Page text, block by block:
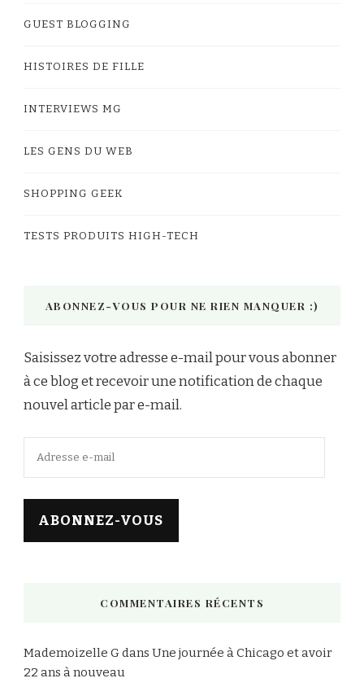
GUEST BLOGGING
HISTOIRES DE FILLE
INTERVIEWS MG
LES GENS DU WEB
SHOPPING GEEK
TESTS PRODUITS HIGH-TECH
ABONNEZ-VOUS POUR NE RIEN MANQUER :)
Saisissez votre adresse e-mail pour vous abonner
à ce blog et recevoir une notification de chaque
nouvel article par e-mail.
Adresse
mail
ABONNEZ-VOUS
COMMENTAIRES RÉCENTS
Mademoizelle Gdans Une journée à Chicago et avoir
22 ans à nouveau